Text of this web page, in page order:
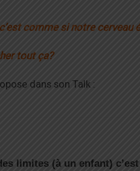
comme si notre cerveau
tout ça?
dans son Talk :
limites (à un enfant)